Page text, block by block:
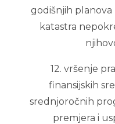
godišnjih planova
katastra
12. vršenje
finansijskih
srednjoročnih
premjera i